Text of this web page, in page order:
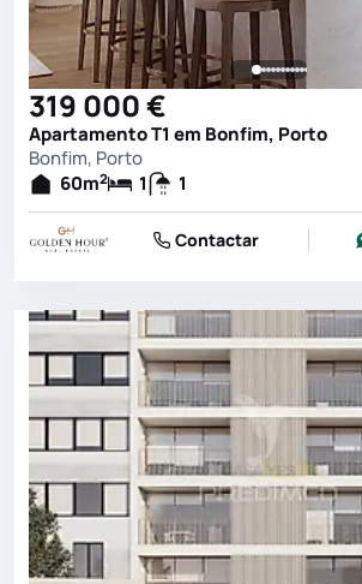
319 000 €
Apartamento T1 em Bonfim, Porto
Bonfim, Porto
60m2 1 1
Contactar